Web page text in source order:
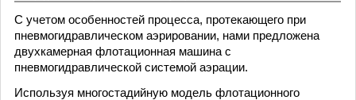
С учетом особенностей процесса, протекающего при
пневмогидравлическом аэрировании, нами предложена
двухкамерная флотационная машина с
пневмогидравлической системой аэрации.
Используя многостадийную модель флотационного